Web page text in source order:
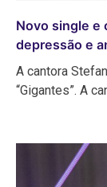
Novo single e
depressão e
A cantora
“Gigantes”. A